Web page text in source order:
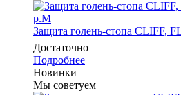
Защита голень-стопа CLIFF,
Достаточно
Подробнее
Новинки
Мы советуем